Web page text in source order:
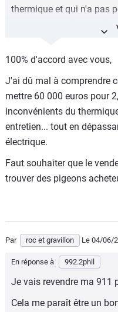
thermique et qui n'a pas
marque nouvellement
nous. Je suis certain
tarifiquement proches au
100% d'accord avec vous,
J'ai dû mal à comprendre
mettre 60 000 euros pour
inconvénients du
entretien... tout en
électrique.
Faut souhaiter que le
trouver des pigeons
Par roc et gravillon Le 04/06/
En réponse à 992.2phil
Je vais revendre ma 911
Cela me paraît être un